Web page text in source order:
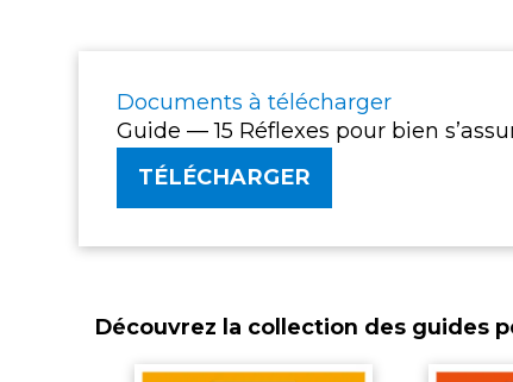
Documents à télécharger
Guide — 15 Réflexes pour bien
TÉLÉCHARGER
Découvrez la collection des guides